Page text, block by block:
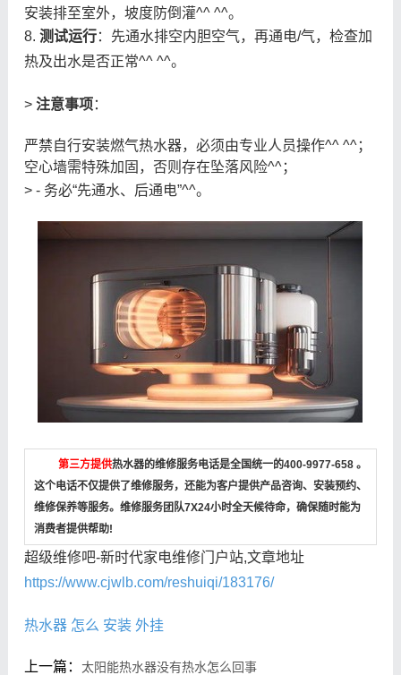
安装排至室外，坡度防倒灌^^ ^^。
8. 测试运行：先通水排空内胆空气，再通电/气，检查加
热及出水是否正常^^ ^^。
> 注意事项 ：
严禁自行安装燃气热水器，必须由专业人员操作^^ ^^；
空心墙需特殊加固，否则存在坠落风险^^；
> - 务必“先通水、后通电”^^。
第三方提供热水器的维修服务电话是全国统一的400-9977-658 。
这个电话不仅提供了维修服务，还能为客户提供产品咨询、安装预约、
维修保养等服务。维修服务团队7X24小时全天候待命，确保随时能为
消费者提供帮助!
超级维修吧-新时代家电维修门户站,文章地址
https://www.cjwlb.com/reshuiqi/183176/
热水器 怎么 安装 外挂
上一篇： 太阳能热水器没有热水怎么回事